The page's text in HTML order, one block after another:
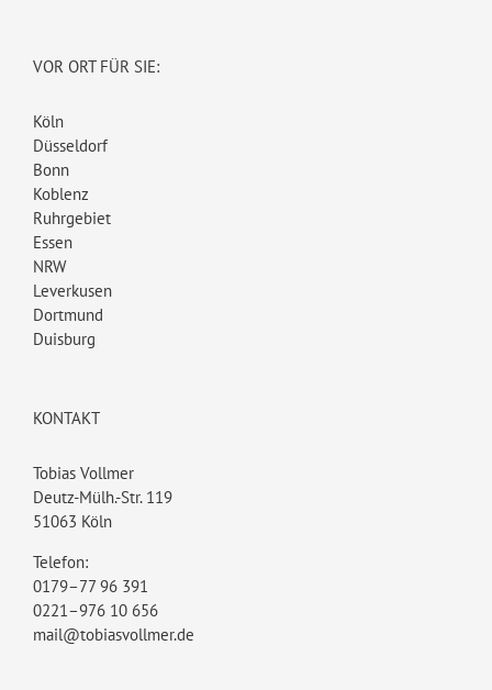
VOR ORT FÜR SIE:
Köln
Düsseldorf
Bonn
Koblenz
Ruhrgebiet
Essen
NRW
Leverkusen
Dortmund
Duisburg
KONTAKT
Tobias Vollmer
Deutz-Mülh.-Str. 119
51063 Köln
Telefon:
0179–77 96 391
0221–976 10 656
mail@tobiasvollmer.de